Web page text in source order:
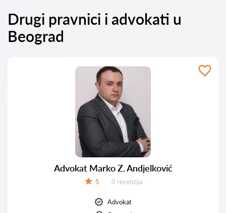
Drugi pravnici i advokati u
Beograd
Advokat Marko Z. Andjelković
5 Recenzija:
0 recenzija
Advokat